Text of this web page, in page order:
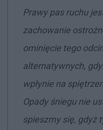
Prawy pas ruchu
zachowanie
ominięcie tego
alternatywnych,
wpłynie na
Opady śniegu nie
spieszmy się, gdyż